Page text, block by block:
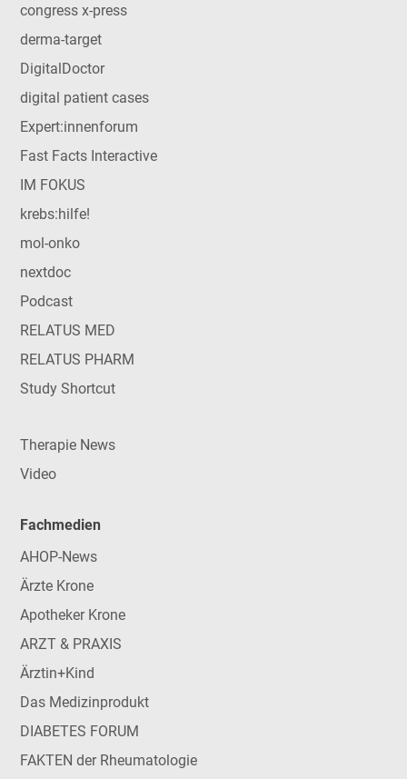
congress x-press
derma-target
DigitalDoctor
digital patient cases
Expert:innenforum
Fast Facts Interactive
IM FOKUS
krebs:hilfe!
mol-onko
nextdoc
Podcast
RELATUS MED
RELATUS PHARM
Study Shortcut
Therapie News
Video
Fachmedien
AHOP-News
Ärzte Krone
Apotheker Krone
ARZT & PRAXIS
Ärztin+Kind
Das Medizinprodukt
DIABETES FORUM
FAKTEN der Rheumatologie